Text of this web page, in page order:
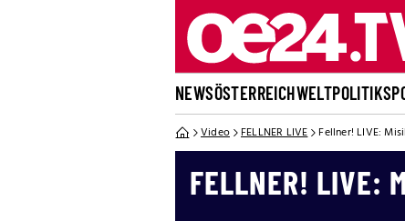
NEWSÖSTERREICHWELTPOLITIK
Video FELLNER LIVE Fellner! LIVE:
FELLNER! LIVE: